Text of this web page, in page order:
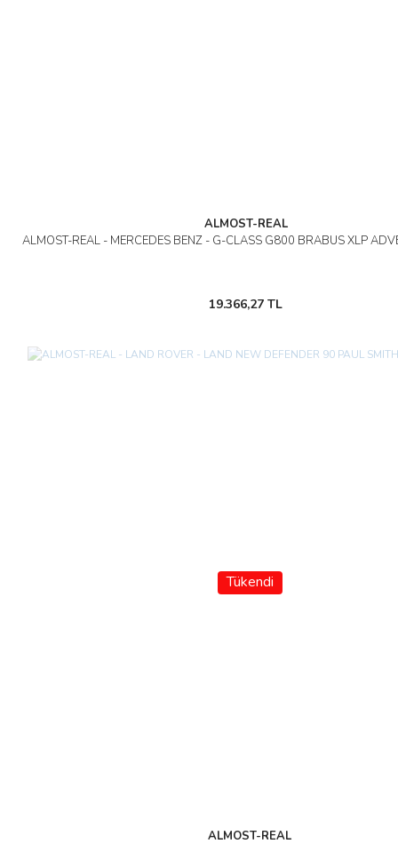
ALMOST-REAL
ALMOST-REAL - MERCEDES BENZ - G-CLASS G800 BRABUS XLP
19.366,27 TL
Tükendi
ALMOST-REAL